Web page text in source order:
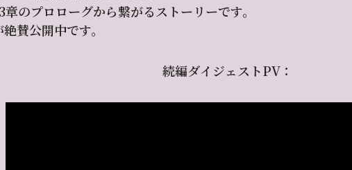
のプロローグから繋がるストーリーです。
賛公開中です。
続編ダイジェストPV：